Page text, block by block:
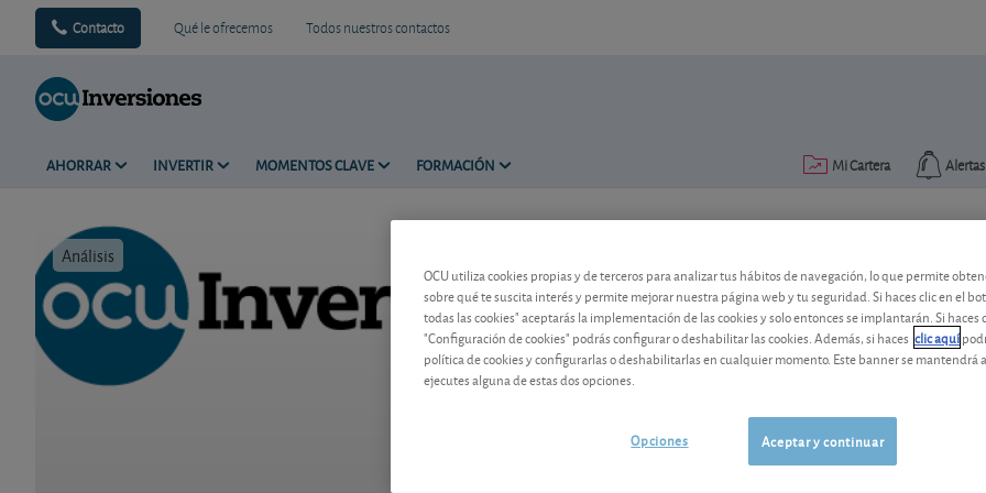
Contacto Qué le ofrecemos Todos nuestros contactos
AHORRAR INVERTIR MOMENTOS CLAVE FORMACIÓN Alertas
Mi Cartera
Análisis
Vidrala: buenos resultados,
Vea qué mercados dieron alas a la
corren el riesgo de hacerlo.
OCU utiliza cookies propias y de terceros para analizar tus hábitos de navegación, lo que permite
sobre qué te suscita interés y permite mejorar nuestra página web y tu seguridad. Si haces clic en el
todas las cookies" aceptarás la implementación de las cookies y solo entonces se implantarán. Si haces
"Configuración de cookies" podrás configurar o deshabilitar las cookies. Además, si haces clic aquí
política de cookies y configurarlas o deshabilitarlas en cualquier momento. Este banner se mantendrá
ejecutes alguna de estas dos opciones.
Aceptar y continuar
Opciones